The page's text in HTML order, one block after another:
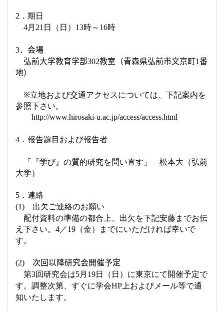
2 ．期日
4月 21 日（日） 13時～ 16時
3．会場
弘前大学教育学部302教室（青森県弘前市文京町1番
地）
※立地および交通アクセスについては、下記案内を
参照下さい。
http://www.hirosaki-u.ac.jp/access/access.html
4 ．報告題目および報告者
「『学び』の質的研究を問い直す」 松本大（弘前
大学）
5 ．連絡
(1)
出欠ご連絡のお願い
配付資料の準備の都合上、出欠を下記安藤までお伝
え下さい。
4／19 （金）までにいただければ幸いで
す。
(2)
次回以降研究会開催予定
第3回研究会は5月 19日（日）に東京にて開催予定で
す。調整次第、すぐに学会HP上およびメール等で通
知いたします。